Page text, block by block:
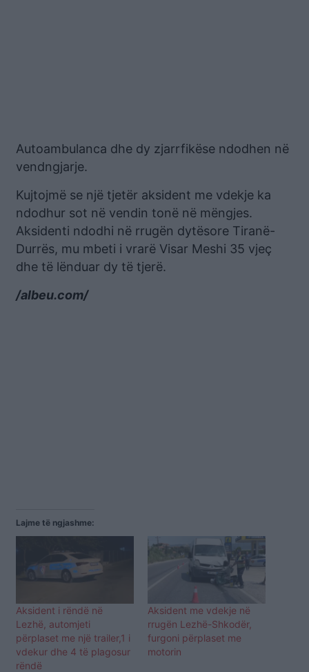
Autoambulanca dhe dy zjarrfikëse ndodhen në
vendngjarje.
Kujtojmë se një tjetër aksident me vdekje ka
ndodhur sot në vendin tonë në mëngjes.
Aksidenti ndodhi në rrugën dytësore Tiranë-
Durrës, mu mbeti i vrarë Visar Meshi 35 vjeç
dhe të lënduar dy të tjerë.
/albeu.com/
Lajme të ngjashme:
Aksident i rëndë në
Lezhë, automjeti
përplaset me një trailer,1 i
vdekur dhe 4 të plagosur
rëndë
Aksident me vdekje në
rrugën Lezhë-Shkodër,
furgoni përplaset me
motorin